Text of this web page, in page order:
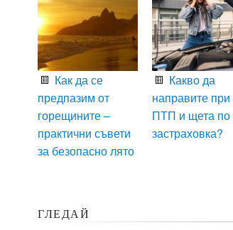
Как да се
предпазим от
горещините –
практични съвети
за безопасно лято
Какво да
направите при
ПТП и щета по
застраховка?
ГЛЕДАЙ